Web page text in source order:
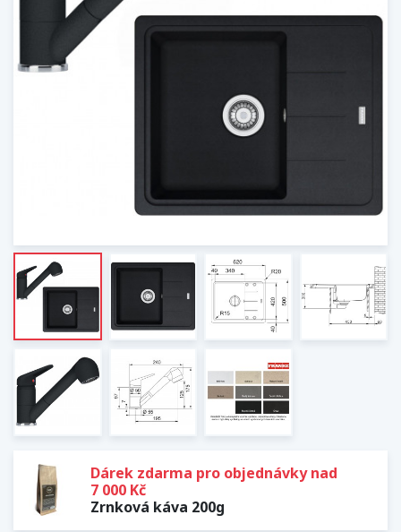
Dárek zdarma pro objednávky nad
7 000 Kč
Zrnková káva 200g